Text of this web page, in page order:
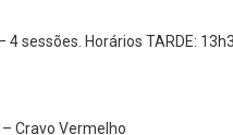
sessões. Horários TARDE:
Cravo Vermelho